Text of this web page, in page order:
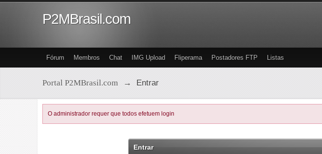
P2MBrasil.com
Fórum Membros Chat IMG Upload Fliperama Postadores FTP Listas
Portal P2MBrasil.com → Entrar
O administrador requer que todos efetuem login
Entrar